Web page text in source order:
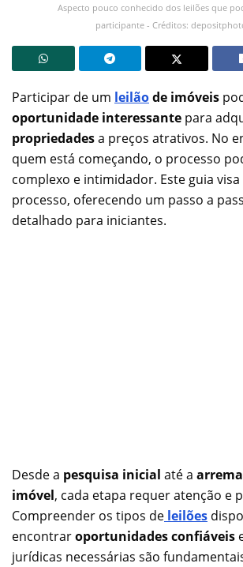
Aspecto pouco conhecido dos leilões que
participante - Créditos:
Participar de um leilãode imóveis
oportunidade interessante para
propriedadesa preços atrativos. No
quem está começando, o processo
complexo e intimidador. Este guia
processo, oferecendo um passo a
detalhado para iniciantes.
Desde a pesquisa inicial até a
imóvel, cada etapa requer atenção e
Compreender os tipos de leilões
encontraroportunidades confiáveis
jurídicas necessárias são